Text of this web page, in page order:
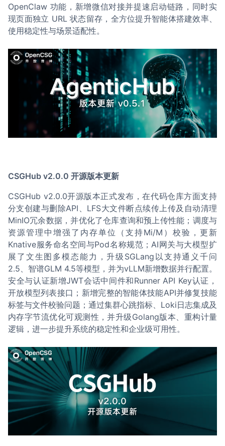
OpenClaw 功能，新增微信对接并提速启动链路，同时实
现页面独立 URL 状态留存，全方位提升智能体搭建效率、
使用稳定性与场景适配性。
CSGHub v2.0.0 开源版本更新
CSGHub v2.0.0开源版本正式发布，在代码仓库方面支持
分支创建与删除API、LFS大文件断点续传上传及自动清理
MinIO冗余数据，并优化了仓库查询和预上传性能；调度与
资源管理中增强了内存单位（支持Mi/M）校验，更新
Knative服务命名空间与Pod名称规范；AI网关与大模型扩
展了文生图多模态能力，升级SGLang以支持通义千问
2.5、智谱GLM 4.5等模型，并为vLLM新增数据并行配置。
安全与认证新增JWT会话中间件和Runner API Key认证，
开放模型列表接口；新增完整的智能体技能API并修复技能
标签与文件校验问题；通过集群心跳指标、Loki日志集成及
内存字节流优化可观测性，并升级Golang版本、重构计量
逻辑，进一步提升系统的稳定性和企业级可用性。